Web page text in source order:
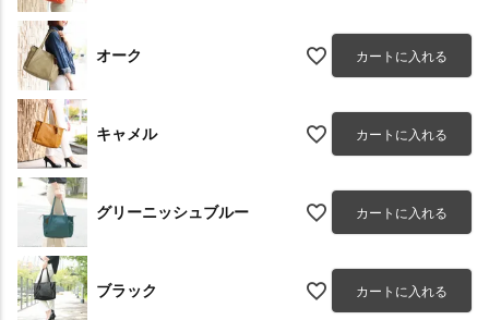
オーク カートに入れる
キャメル カートに入れる
グリーニッシュブルー カートに入れる
ブラック カートに入れる